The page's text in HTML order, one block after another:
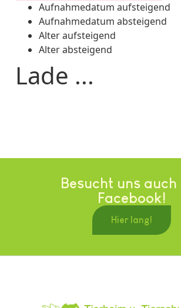
Aufnahmedatum aufsteigend
Aufnahmedatum absteigend
Alter aufsteigend
Alter absteigend
Lade ...
Besucht uns
Facebook!
Hier lang!